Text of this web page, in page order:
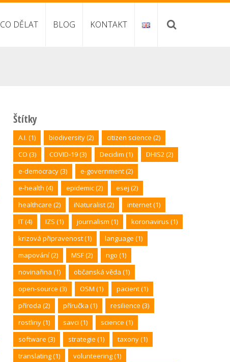
CO DĚLAT BLOG KONTAKT
Štítky
A.I. (1) biodiversity(2) citizen science (2)
CO (3) COVID-19(3) Decidim (1) DHIS2(2)
e-democracy(3) e-government(2)
e-health (4) epidemic(2) esej (2)
healthcare (2) iNaturalist(2) internet(1)
IT(4) IZS (1) journalism (1) koronavirus (1)
krizová připravenost(1) language (1)
mapování(2) MSF(2) ngo (1)
novinařina (1) občanská věda (1)
open-source (3) OSM (1) pacient(1)
příroda (2) příručka (1) resilience (3)
rostliny(1) savci (1) science (1)
software (3) strategie (1) taxony(1)
translating(1) volunteering(1)